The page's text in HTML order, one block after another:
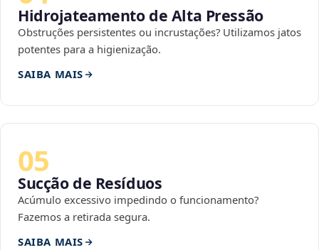
Hidrojateamento de Alta Pressão
Obstruções persistentes ou incrustações? Utilizamos jatos
potentes para a higienização.
SAIBA MAIS
05
Sucção de Resíduos
Acúmulo excessivo impedindo o funcionamento?
Fazemos a retirada segura.
SAIBA MAIS